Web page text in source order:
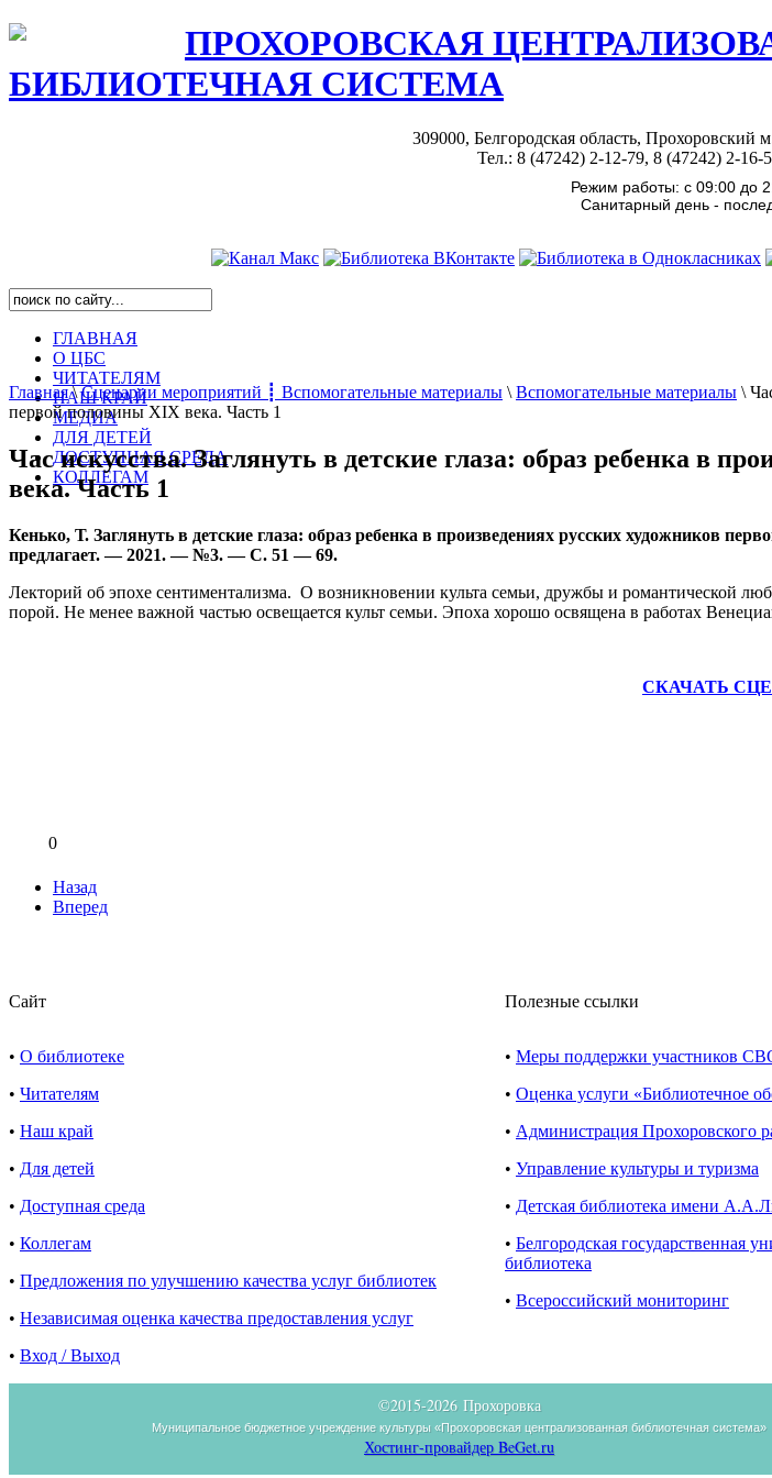
ПРОХОРОВСКАЯ
БИБЛИОТЕЧНАЯ СИСТЕМА
309000, Белгородская область, Прохоровский
Тел.: 8 (47242) 2-12-79, 8 (47242) 2-
Режим работы: с 09:00 до
Санитарный день -
ГЛАВНАЯ
О ЦБС
ЧИТАТЕЛЯМ
НАШ КРАЙ
МЕДИА
ДЛЯ ДЕТЕЙ
ДОСТУПНАЯ СРЕДА
КОЛЛЕГАМ
Главная\Сценарии мероприятий ┋ Вспомогательные материалы \ Вспомогательные материалы \
первой половины XIX века. Часть 1
Час искусства. Заглянуть в детские глаза: образ ребенка в
века. Часть 1
Кенько, Т. Заглянуть в детские глаза: образ ребенка в произведениях русских художников
предлагает. — 2021. — №3. — С. 51 — 69.
Лекторий об эпохе сентиментализма. О возникновении культа семьи, дружбы и романтической
порой. Не менее важной частью освещается культ семьи. Эпоха хорошо освящена в работах
СКАЧАТЬ
0
Назад
Вперед
Сайт Полезные ссылки
• О библиотеке
• Читателям
• Наш край
• Для детей
• Доступная среда
• Коллегам
• Предложения по улучшению качества услуг библиотек
• Независимая оценка качества предоставления услуг
• Вход / Выход
• Меры поддержки участников
• Оценка услуги «Библиотечное
• Администрация Прохоровского
• Управление культуры и туризма
• Детская библиотека имени
• Белгородская государственная
библиотека
• Всероссийский мониторинг
©2015-2026 Прохоровка
Муниципальное бюджетное учреждение культуры «Прохоровская централизованная библиотечная система»
Хостинг-провайдер BeGet.ru